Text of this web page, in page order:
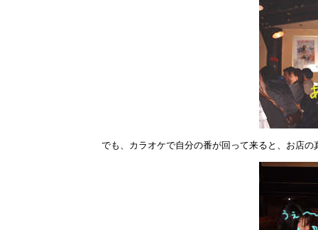
でも、カラオケで自分の番が回って来ると、お店の